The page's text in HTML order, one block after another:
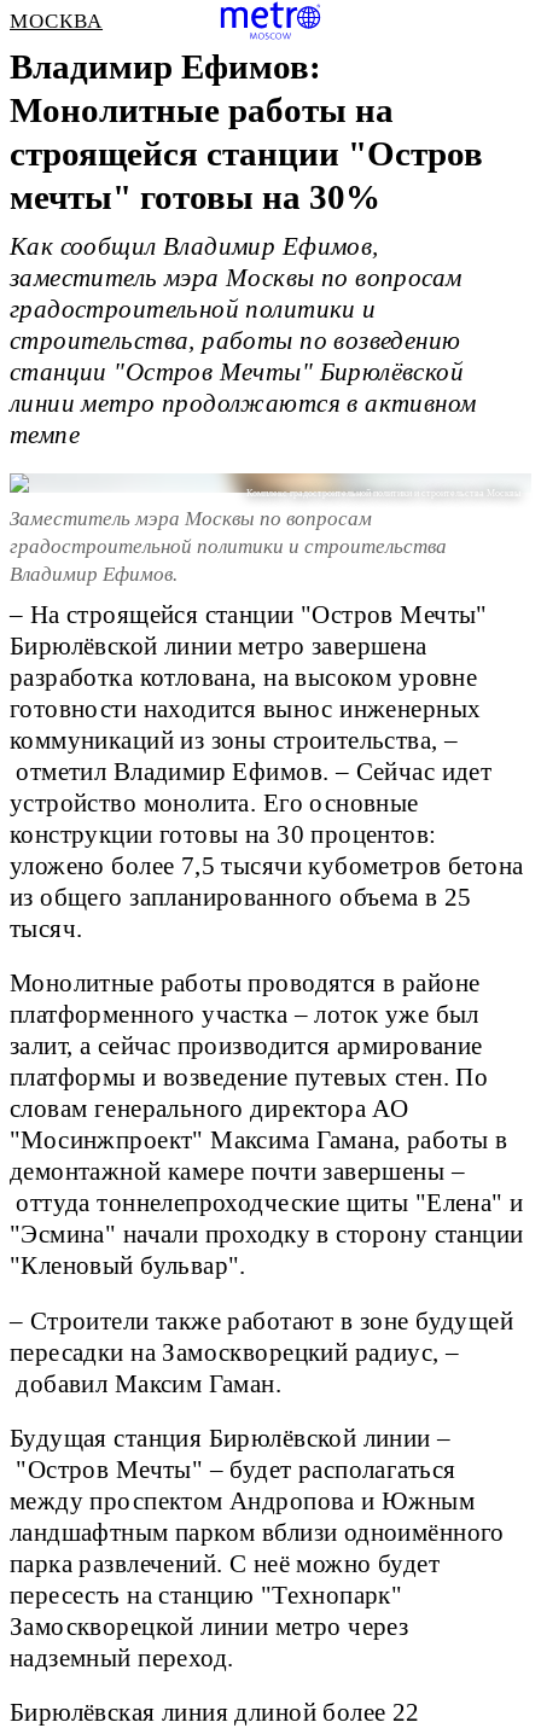
МОСКВА
Владимир Ефимов:
Монолитные работы на
строящейся станции "Остров
мечты" готовы на 30%
Как сообщил Владимир Ефимов,
заместитель мэра Москвы по вопросам
градостроительной политики и
строительства, работы по возведению
станции "Остров Мечты" Бирюлёвской
линии метро продолжаются в активном
темпе
Комплекс градостроительной политики и строительства Москвы
Заместитель мэра Москвы по вопросам
градостроительной политики и строительства
Владимир Ефимов.
– На строящейся станции "Остров Мечты"
Бирюлёвской линии метро завершена
разработка котлована, на высоком уровне
готовности находится вынос инженерных
коммуникаций из зоны строительства, –
отметил Владимир Ефимов. – Сейчас идет
устройство монолита. Его основные
конструкции готовы на 30 процентов:
уложено более 7,5 тысячи кубометров бетона
из общего запланированного объема в 25
тысяч.
Монолитные работы проводятся в районе
платформенного участка – лоток уже был
залит, а сейчас производится армирование
платформы и возведение путевых стен. По
словам генерального директора АО
"Мосинжпроект" Максима Гамана, работы в
демонтажной камере почти завершены –
оттуда тоннелепроходческие щиты "Елена" и
"Эсмина" начали проходку в сторону станции
"Кленовый бульвар".
– Строители также работают в зоне будущей
пересадки на Замоскворецкий радиус, –
добавил Максим Гаман.
Будущая станция Бирюлёвской линии –
"Остров Мечты" – будет располагаться
между проспектом Андропова и Южным
ландшафтным парком вблизи одноимённого
парка развлечений. С неё можно будет
пересесть на станцию "Технопарк"
Замоскворецкой линии метро через
надземный переход.
Бирюлёвская линия длиной более 22